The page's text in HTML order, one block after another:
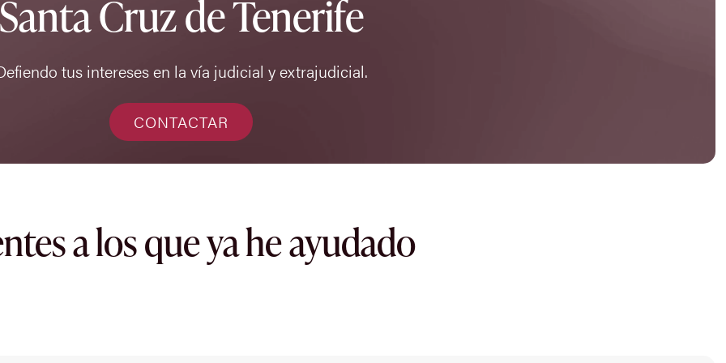
Cruz de Tenerife
tus intereses en la vía judicial y extrajudicial.
CONTACTAR
a los que ya he ayudado